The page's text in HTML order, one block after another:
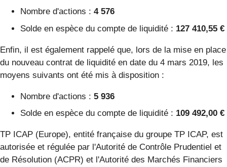
Nombre d'actions : 4 576
Solde en espèce du compte de liquidité : 127 410,55 €
Enfin, il est également rappelé que, lors de la mise en place
du nouveau contrat de liquidité en date du 4 mars 2019, les
moyens suivants ont été mis à disposition :
Nombre d'actions : 5 936
Solde en espèce du compte de liquidité : 109 492,00 €
TP ICAP (Europe), entité française du groupe TP ICAP, est
autorisée et régulée par l'Autorité de Contrôle Prudentiel et
de Résolution (ACPR) et l'Autorité des Marchés Financiers